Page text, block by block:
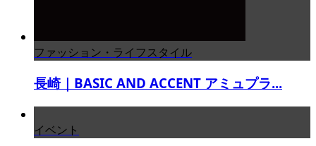
ファッション・ライフスタイル
長崎｜BASIC AND ACCENT アミュプラ...
イベント